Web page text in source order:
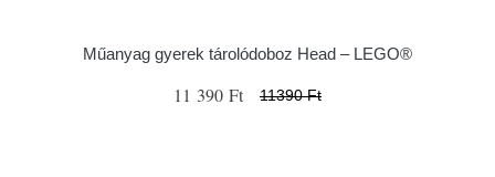
Műanyag gyerek tárolódoboz Head – LEGO®
11 390 Ft 11390 Ft